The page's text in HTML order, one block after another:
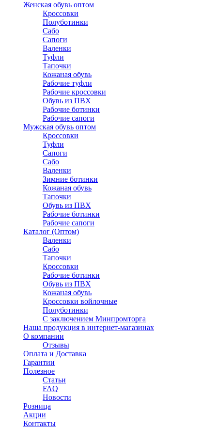
Женская обувь оптом
Кроссовки
Полуботинки
Сабо
Сапоги
Валенки
Туфли
Тапочки
Кожаная обувь
Рабочие туфли
Рабочие кроссовки
Обувь из ПВХ
Рабочие ботинки
Рабочие сапоги
Мужская обувь оптом
Кроссовки
Туфли
Сапоги
Сабо
Валенки
Зимние ботинки
Кожаная обувь
Тапочки
Обувь из ПВХ
Рабочие ботинки
Рабочие сапоги
Каталог (Оптом)
Валенки
Сабо
Тапочки
Кроссовки
Рабочие ботинки
Обувь из ПВХ
Кожаная обувь
Кроссовки войлочные
Полуботинки
C заключением Минпромторга
Наша продукция в интернет-магазинах
О компании
Отзывы
Оплата и Доставка
Гарантии
Полезное
Статьи
FAQ
Новости
Розница
Акции
Контакты